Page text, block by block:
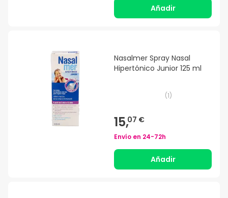
Añadir
Nasalmer Spray Nasal
Hipertónico Junior 125 ml
(1)
15,07 €
Envío en 24-72h
Añadir